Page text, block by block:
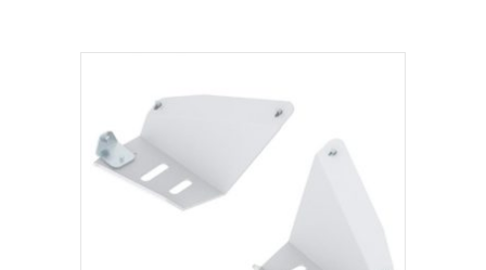
PŘIDAT DO KOŠÍKU